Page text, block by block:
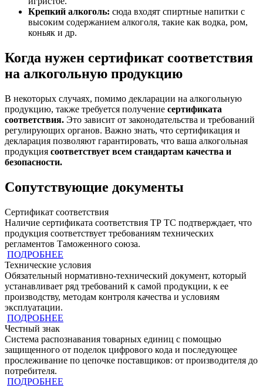
Крепкий алкоголь: сюда входят спиртные напитки с
высоким содержанием алкоголя, такие как водка, ром,
коньяк и др.
Когда нужен сертификат соответствия
на алкогольную продукцию
В некоторых случаях, помимо декларации на алкогольную
продукцию, также требуется получение сертификата
соответствия. Это зависит от законодательства и требований
регулирующих органов. Важно знать, что сертификация и
декларация позволяют гарантировать, что ваша алкогольная
продукция соответствует всем стандартам качества и
безопасности.
Сопутствующие документы
Сертификат соответствия
Наличие сертификата соответствия ТР ТС подтверждает, что
продукция cоответствует требованиям технических
регламентов Таможенного союза.
ПОДРОБНЕЕ
Технические условия
Обязательный нормативно-технический документ, который
устанавливает ряд требований к самой продукции, к ее
производству, методам контроля качества и условиям
эксплуатации.
ПОДРОБНЕЕ
Честный знак
Система распознавания товарных единиц с помощью
защищенного от поделок цифрового кода и последующее
прослеживание по цепочке поставщиков: от производителя до
потребителя.
ПОДРОБНЕЕ